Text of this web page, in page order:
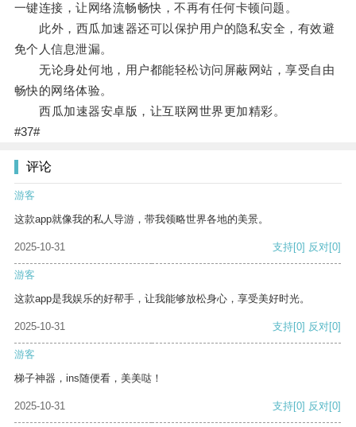
一键连接，让网络流畅畅快，不再有任何卡顿问题。
此外，西瓜加速器还可以保护用户的隐私安全，有效避
免个人信息泄漏。
无论身处何地，用户都能轻松访问屏蔽网站，享受自由
畅快的网络体验。
西瓜加速器安卓版，让互联网世界更加精彩。
#37#
评论
游客
这款app就像我的私人导游，带我领略世界各地的美景。
2025-10-31 支持[0] 反对[0]
游客
这款app是我娱乐的好帮手，让我能够放松身心，享受美好时光。
2025-10-31 支持[0] 反对[0]
游客
梯子神器，ins随便看，美美哒！
2025-10-31 支持[0] 反对[0]